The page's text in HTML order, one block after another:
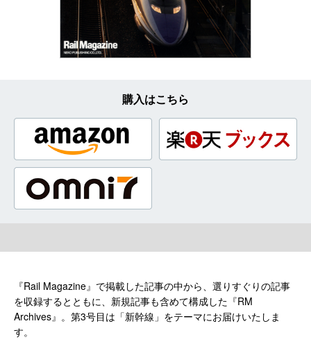
購入はこちら
『Rail Magazine』で掲載した記事の中から、選りすぐりの記事
を収録するとともに、新規記事も含めて構成した『RM
Archives』。第3号目は「新幹線」をテーマにお届けいたしま
す。